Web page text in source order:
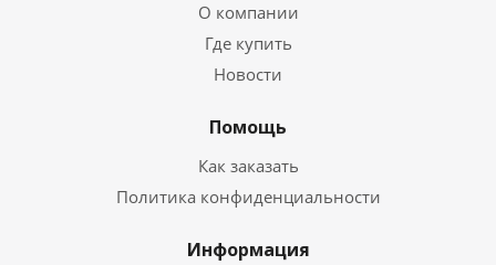
О компании
Где купить
Новости
Помощь
Как заказать
Политика конфиденциальности
Информация